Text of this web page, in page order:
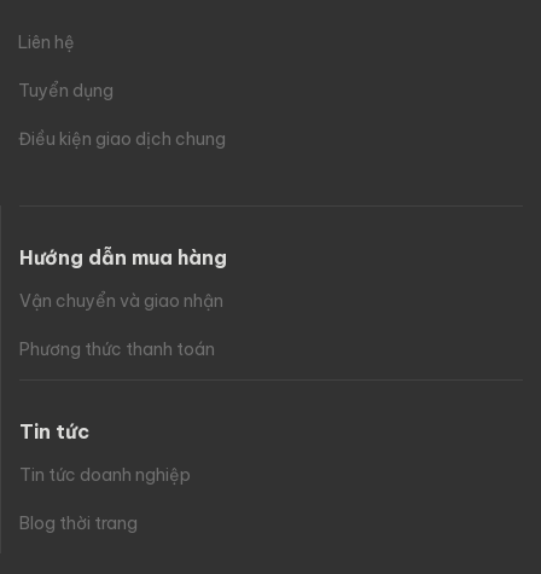
Liên hệ
Tuyển dụng
Điều kiện giao dịch chung
Hướng dẫn mua hàng
Vận chuyển và giao nhận
Phương thức thanh toán
Tin tức
Tin tức doanh nghiệp
Blog thời trang